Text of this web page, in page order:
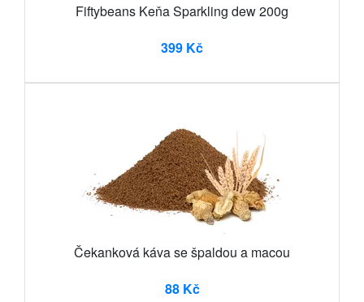
Fiftybeans Keňa Sparkling dew 200g
399 Kč
Čekanková káva se špaldou a macou
88 Kč